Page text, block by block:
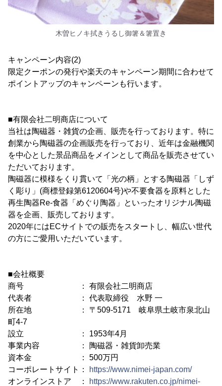
木曽ヒノキ拭きうるし御箸＆箸置き
キャンペーン内容(2)
限定クーポンの発行や楽天のキャンペーン期間に合わせて
ポイントアップのキャンペーンも行います。
■有限会社二明商店について
当社は陶磁器・雑貨の企画、販売を行っております。特に
創業から陶磁器の企画販売を行っており、近年は金融機関
を中心とした景品商品をメインとして商品を販売させてい
ただいております。
陶磁器に模様をくり貫いて「光の柄」とする陶磁器「しず
く彫り」(商標登録第6120604号)や不要食器を原料とした
再生陶器Re-食器「めぐり陶器」といったオリジナル陶磁
器を企画、販売しております。
2020年にはECサイトでの販売をスタートし、幅広い世代
の方にご愛用いただいています。
■会社概要
商号 ： 有限会社二明商店
代表者 ： 代表取締役 水野 一
所在地 ： 〒509-5171 岐阜県土岐市泉北山
町4-7
設立 ： 1953年4月
事業内容 ： 陶磁器・雑貨卸売業
資本金 ： 500万円
コーポレートサイト：
https://www.nimei-japan.com/
オンラインストア ：
https://www.rakuten.co.jp/nimei-